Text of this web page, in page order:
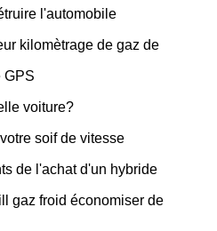
l'automobile
kilomètrage de gaz de
GPS
voiture?
soif de vitesse
de l'achat d'un hybride
gaz froid économiser de